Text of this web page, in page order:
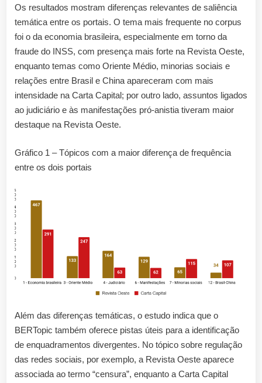
Os resultados mostram diferenças relevantes de saliência
temática entre os portais. O tema mais frequente no corpus
foi o da economia brasileira, especialmente em torno da
fraude do INSS, com presença mais forte na Revista Oeste,
enquanto temas como Oriente Médio, minorias sociais e
relações entre Brasil e China apareceram com mais
intensidade na Carta Capital; por outro lado, assuntos ligados
ao judiciário e às manifestações pró-anistia tiveram maior
destaque na Revista Oeste.
Gráfico 1 – Tópicos com a maior diferença de frequência
entre os dois portais
Além das diferenças temáticas, o estudo indica que o
BERTopic também oferece pistas úteis para a identificação
de enquadramentos divergentes. No tópico sobre regulação
das redes sociais, por exemplo, a Revista Oeste aparece
associada ao termo “censura”, enquanto a Carta Capital